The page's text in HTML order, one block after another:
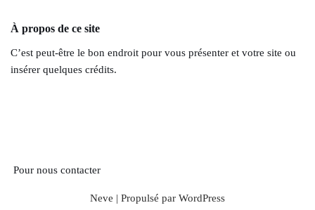
À propos de ce site
C’est peut-être le bon endroit pour vous présenter et votre site ou
insérer quelques crédits.
Pour nous contacter
Neve | Propulsé par WordPress